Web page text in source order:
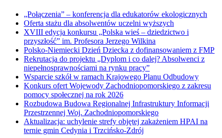
„Połączenia” – konferencja dla edukatorów ekologicznych
Oferta stażu dla absolwentów uczelni wyższych
XVIII edycja konkursu „Polska wieś – dziedzictwo i
przyszłość” im. Profesora Jerzego Wilkina
Polsko-Niemiecki Dzień Dziecka z dofinansowaniem z FMP
Rekrutacja do projektu „Dyplom i co dalej? Absolwenci z
niepełnosprawnościami na rynku pracy”
Wsparcie szkół w ramach Krajowego Planu Odbudowy
Konkurs ofert Wojewody Zachodniopomorskiego z zakresu
pomocy społecznej na rok 2026
Rozbudowa Budowa Regionalnej Infrastruktury Informacji
Przestrzennej Woj. Zachodniopomorskiego
Aktualizacja: uchylenie strefy objętej zakażeniem HPAI na
ternie gmin Cedynia i Trzcińsko-Zdrój